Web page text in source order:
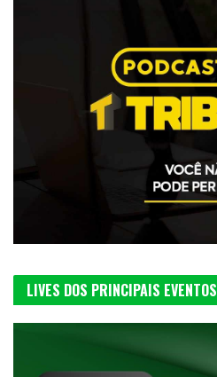
LIVES DOS PRINCIPAIS EVENTOS